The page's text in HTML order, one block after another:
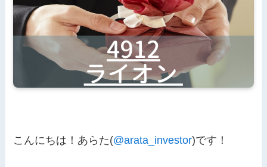
こんにちは！あらた(@arata_investor)です！